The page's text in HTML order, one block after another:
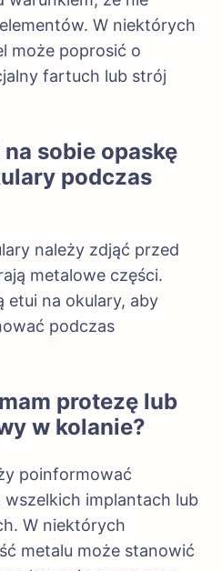
W niektórych
może poprosić o
fartuch lub strój
sobie opaskę
podczas
należy zdjąć przed
metalowe części.
etui na okulary, aby
podczas
protezę lub
w kolanie?
poinformować
implantach lub
W niektórych
metalu może stanowić